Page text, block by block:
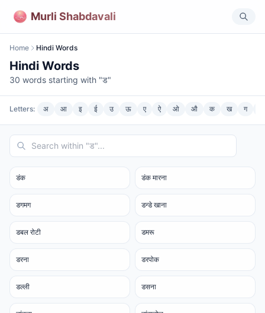
Murli Shabdavali
Home Hindi Words
Hindi Words
30 words starting with "ड"
Letters: अ आ इ ई उ ऊ ए ऐ ओ औ क ख ग
डंक डंक मारना
डगमग डन्डे खाना
डबल रोटी डमरू
डरना डरपोक
डल्ली डसना